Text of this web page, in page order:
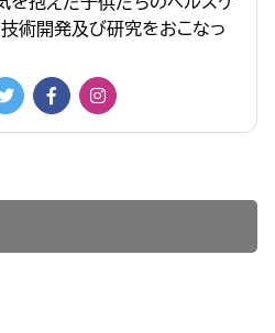
術開発及び研究をおこなっ